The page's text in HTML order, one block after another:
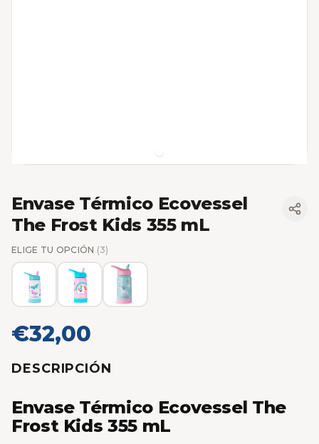
Envase Térmico Ecovessel
The Frost Kids 355 mL
ELIGE TU OPCIÓN (3)
€32,00
DESCRIPCIÓN
Envase Térmico Ecovessel The
Frost Kids 355 mL